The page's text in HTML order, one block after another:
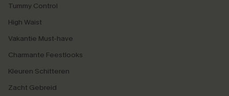
Tummy Control
High Waist
Vakantie Must-have
Charmante Feestlooks
Kleuren Schitteren
Zacht Gebreid